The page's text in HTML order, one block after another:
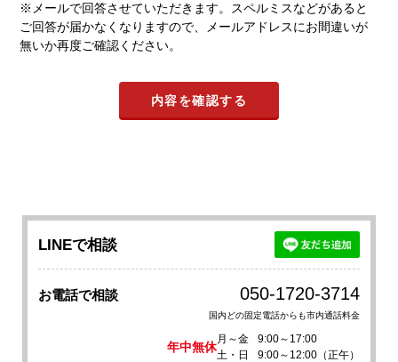
※メールで回答させていただきます。スペルミスなどがあると
ご回答が届かなくなりますので、メールアドレスにお間違いが
無いか再度ご確認ください。
LINEで相談
お電話で相談 050-1720-3714
国内どの固定電話からも市内通話料金
年中無休
月～金
9:00～17:00
土・日
9:00～12:00（正午）